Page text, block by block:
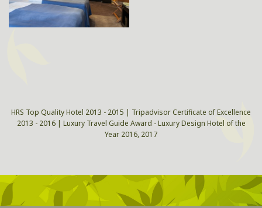
HRS Top Quality Hotel 2013 - 2015 | Tripadvisor Certificate of Excellence
2013 - 2016 | Luxury Travel Guide Award - Luxury Design Hotel of the
Year 2016, 2017